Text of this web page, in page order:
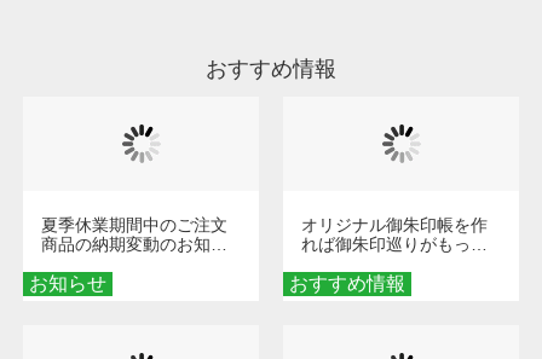
おすすめ情報
お知らせ
夏季休業期間中のご注文
商品の納期変動のお知ら
おすすめ情報
オリジナル御朱印帳を作
れば御朱印巡りがもっと
ダーメイドする魅力と選
び方